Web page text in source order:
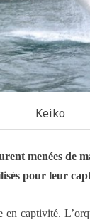
Keiko
menées de
pour leur
en captivité.